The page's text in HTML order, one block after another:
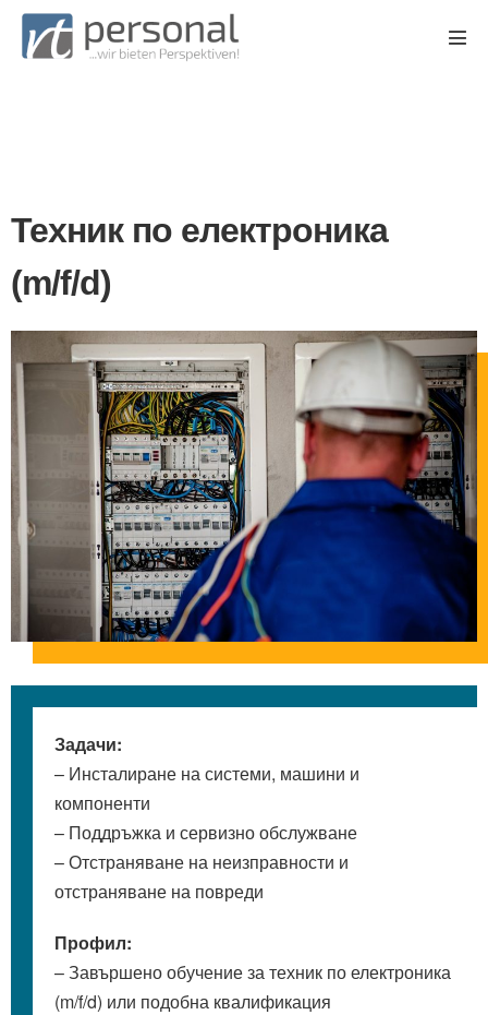
Техник по електроника
(m/f/d)
Задачи:
– Инсталиране на системи, машини и
компоненти
– Поддръжка и сервизно обслужване
– Отстраняване на неизправности и
отстраняване на повреди
Профил:
– Завършено обучение за техник по електроника
(m/f/d) или подобна квалификация